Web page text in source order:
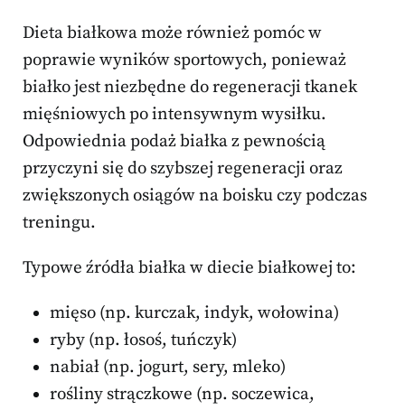
Dieta białkowa może również pomóc w
poprawie wyników sportowych, ponieważ
białko jest niezbędne do regeneracji tkanek
mięśniowych po intensywnym wysiłku.
Odpowiednia podaż białka z pewnością
przyczyni się do szybszej regeneracji oraz
zwiększonych osiągów na boisku czy podczas
treningu.
Typowe źródła białka w diecie białkowej to:
mięso (np. kurczak, indyk, wołowina)
ryby (np. łosoś, tuńczyk)
nabiał (np. jogurt, sery, mleko)
rośliny strączkowe (np. soczewica,